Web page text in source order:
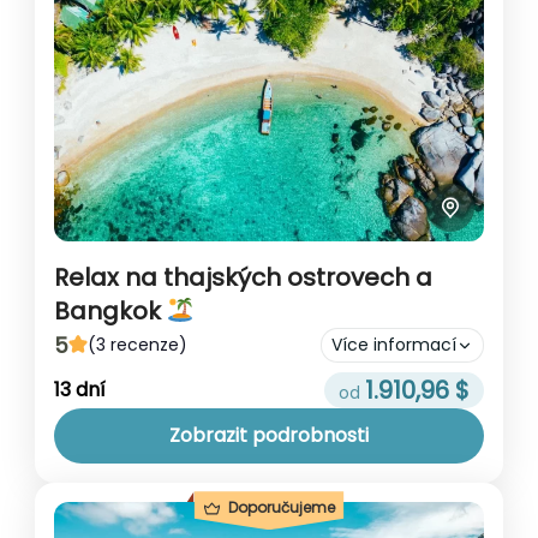
Relax na thajských ostrovech a
Bangkok
5 (3 recenze) Více informací
Poznejte krásy Thajských ostrovů Thajsko
na míru je ideální pro cestovatele, kteří
chtějí poznat sever Thajska, Bangkok a
autentickou thajskou kulturu. Prozkoumejte
plážový ráj Thajska...
Thajsko
13 dní 1.910,96 $
Zobrazit podrobnosti
Doporučujeme